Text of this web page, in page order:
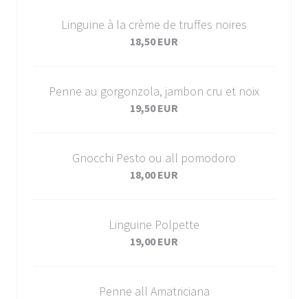
Linguine à la crème de truffes noires
18,50 EUR
Penne au gorgonzola, jambon cru et noix
19,50 EUR
Gnocchi Pesto ou all pomodoro
18,00 EUR
Linguine Polpette
19,00 EUR
Penne all Amatriciana